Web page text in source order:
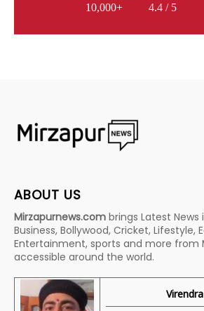
10,000+
4.4 / 5
ABOUT US
Mirzapurnews.com brings Latest News
Business, Bollywood, Cricket, Lifestyle,
Entertainment, sports and more from
accessible around the world.